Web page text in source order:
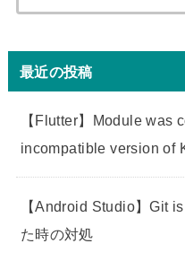
最近の投稿
【Flutter】Module was
incompatible version of
【Android Studio】Git
た時の対処